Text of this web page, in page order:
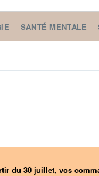
SANTÉ MENTALE
du 30 juillet, vos